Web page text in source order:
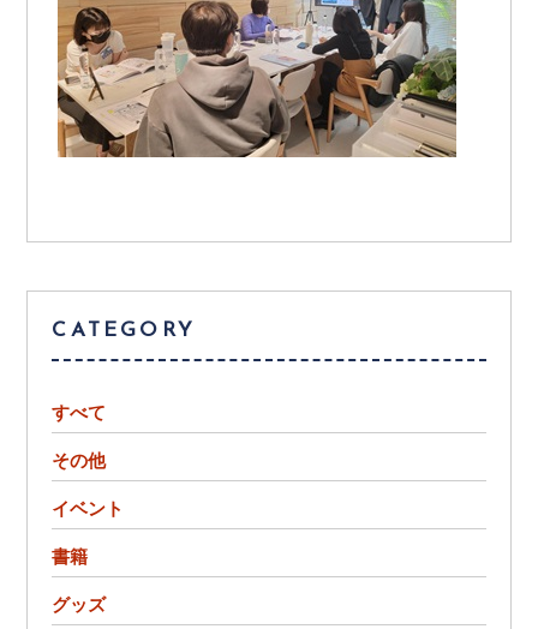
CATEGORY
すべて
その他
イベント
書籍
グッズ